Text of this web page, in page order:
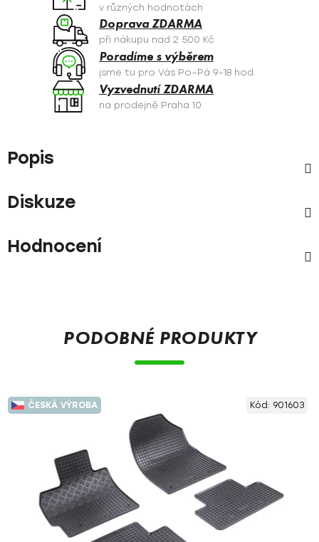
v různých hodnotách
Doprava ZDARMA
při nákupu nad 2 500 Kč
Poradíme s výběrem
jsme tu pro Vás Po–Pá 9–18 hod.
Vyzvednutí ZDARMA
na prodejně Praha 10
Popis
Diskuze
Hodnocení
PODOBNÉ PRODUKTY
ČESKÁ VÝROBA Kód: 901603